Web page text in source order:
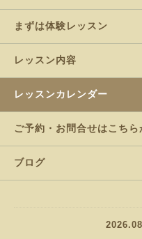
まずは体験レッスン
レッスン内容
レッスンカレンダー
ご予約・お問合せはこちら
ブログ